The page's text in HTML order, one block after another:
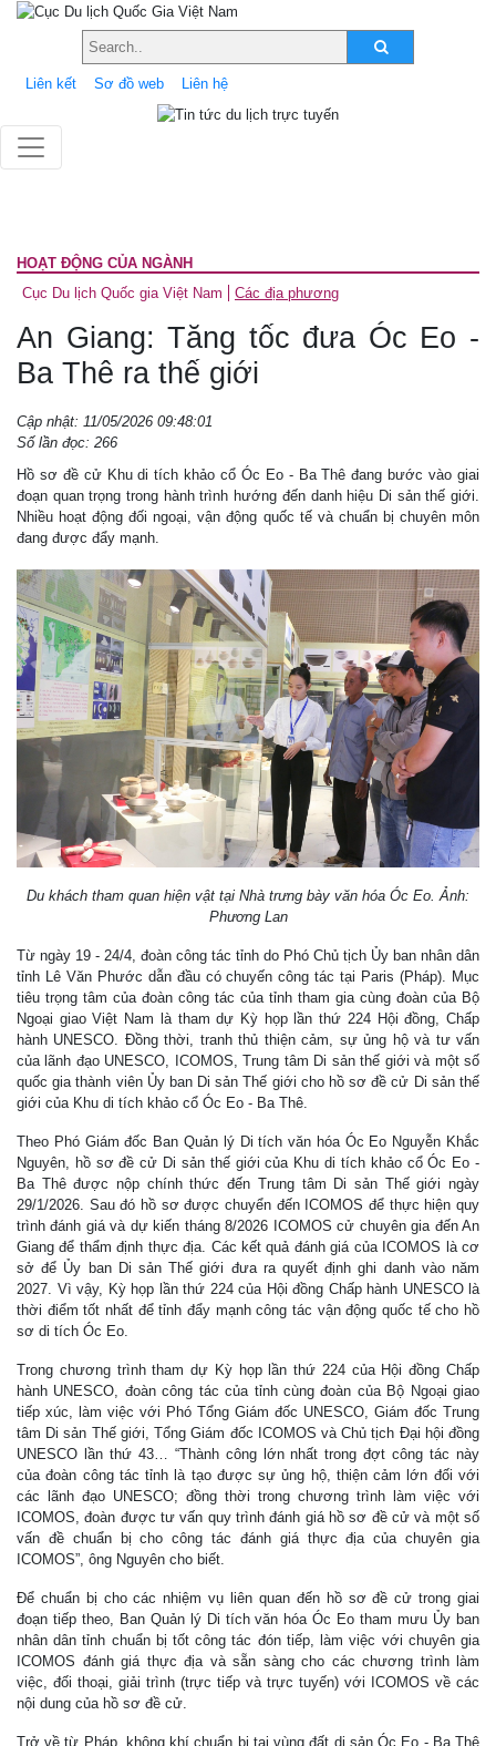
Liên kết Sơ đồ web Liên hệ
HOẠT ĐỘNG CỦA NGÀNH
Cục Du lịch Quốc gia Việt Nam
Các địa phương
An Giang: Tăng tốc đưa Óc Eo -
Ba Thê ra thế giới
Cập nhật: 11/05/2026 09:48:01
Số lần đọc: 266
Hồ sơ đề cử Khu di tích khảo cổ Óc Eo - Ba Thê đang bước vào giai
đoạn quan trọng trong hành trình hướng đến danh hiệu Di sản thế giới.
Nhiều hoạt động đối ngoại, vận động quốc tế và chuẩn bị chuyên môn
đang được đẩy mạnh.
Du khách tham quan hiện vật tại Nhà trưng bày văn hóa Óc Eo. Ảnh:
Phương Lan
Từ ngày 19 - 24/4, đoàn công tác tỉnh do Phó Chủ tịch Ủy ban nhân dân
tỉnh Lê Văn Phước dẫn đầu có chuyến công tác tại Paris (Pháp). Mục
tiêu trọng tâm của đoàn công tác của tỉnh tham gia cùng đoàn của Bộ
Ngoại giao Việt Nam là tham dự Kỳ họp lần thứ 224 Hội đồng, Chấp
hành UNESCO. Đồng thời, tranh thủ thiện cảm, sự ủng hộ và tư vấn
của lãnh đạo UNESCO, ICOMOS, Trung tâm Di sản thế giới và một số
quốc gia thành viên Ủy ban Di sản Thế giới cho hồ sơ đề cử Di sản thế
giới của Khu di tích khảo cổ Óc Eo - Ba Thê.
Theo Phó Giám đốc Ban Quản lý Di tích văn hóa Óc Eo Nguyễn Khắc
Nguyên, hồ sơ đề cử Di sản thế giới của Khu di tích khảo cổ Óc Eo -
Ba Thê được nộp chính thức đến Trung tâm Di sản Thế giới ngày
29/1/2026. Sau đó hồ sơ được chuyển đến ICOMOS để thực hiện quy
trình đánh giá và dự kiến tháng 8/2026 ICOMOS cử chuyên gia đến An
Giang để thẩm định thực địa. Các kết quả đánh giá của ICOMOS là cơ
sở để Ủy ban Di sản Thế giới đưa ra quyết định ghi danh vào năm
2027. Vì vậy, Kỳ họp lần thứ 224 của Hội đồng Chấp hành UNESCO là
thời điểm tốt nhất để tỉnh đẩy mạnh công tác vận động quốc tế cho hồ
sơ di tích Óc Eo.
Trong chương trình tham dự Kỳ họp lần thứ 224 của Hội đồng Chấp
hành UNESCO, đoàn công tác của tỉnh cùng đoàn của Bộ Ngoại giao
tiếp xúc, làm việc với Phó Tổng Giám đốc UNESCO, Giám đốc Trung
tâm Di sản Thế giới, Tổng Giám đốc ICOMOS và Chủ tịch Đại hội đồng
UNESCO lần thứ 43… “Thành công lớn nhất trong đợt công tác này
của đoàn công tác tỉnh là tạo được sự ủng hộ, thiện cảm lớn đối với
các lãnh đạo UNESCO; đồng thời trong chương trình làm việc với
ICOMOS, đoàn được tư vấn quy trình đánh giá hồ sơ đề cử và một số
vấn đề chuẩn bị cho công tác đánh giá thực địa của chuyên gia
ICOMOS”, ông Nguyên cho biết.
Để chuẩn bị cho các nhiệm vụ liên quan đến hồ sơ đề cử trong giai
đoạn tiếp theo, Ban Quản lý Di tích văn hóa Óc Eo tham mưu Ủy ban
nhân dân tỉnh chuẩn bị tốt công tác đón tiếp, làm việc với chuyên gia
ICOMOS đánh giá thực địa và sẵn sàng cho các chương trình làm
việc, đối thoại, giải trình (trực tiếp và trực tuyến) với ICOMOS về các
nội dung của hồ sơ đề cử.
Trở về từ Pháp, không khí chuẩn bị tại vùng đất di sản Óc Eo - Ba Thê